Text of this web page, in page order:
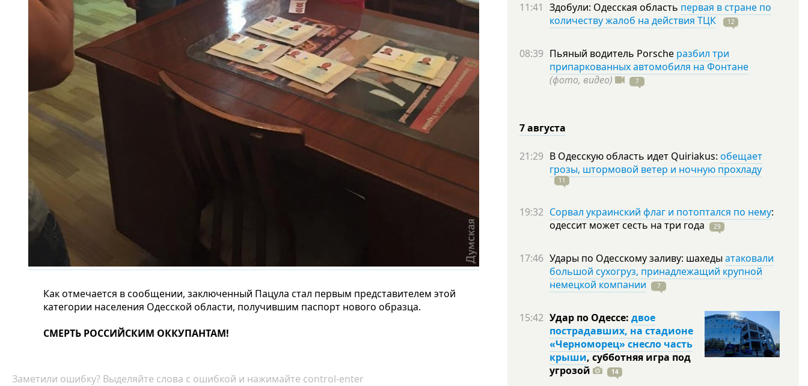
Как отмечается в сообщении, заключенный Пацула стал первым представителем этой
категории населения Одесской области, получившим паспорт нового образца.
СМЕРТЬ РОССИЙСКИМ ОККУПАНТАМ!
Заметили ошибку? Выделяйте слова с ошибкой и нажимайте control-enter
11:41 Здобули: Одесская область первая в стране по
количеству жалоб на действия ТЦК
12
08:39 Пьяный водитель Porsche разбил три
припаркованных автомобиля на Фонтане
(фото, видео)
7
7 августа
21:29 В Одесскую область идет Quiriakus: обещает
грозы, штормовой ветер и ночную прохладу
11
19:32 Сорвал украинский флаг и потоптался по нему:
одессит может сесть на три года 29
17:46 Удары по Одесскому заливу: шахеды атаковали
большой сухогруз, принадлежащий крупной
немецкой компании
7
15:42 Удар по Одессе: двое
пострадавших, на стадионе
«Черноморец» снесло часть
крыши, субботняя игра под
угрозой
14